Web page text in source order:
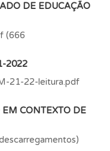
DE EDUCAÇÃO
(666
2022
21-22-leitura.pdf
CONTEXTO DE